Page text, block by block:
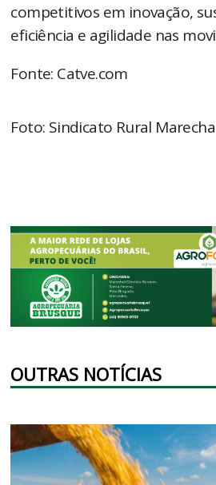
competitivos em inovação,
eficiência e agilidade nas
Fonte: Catve.com
Foto: Sindicato Rural
OUTRAS NOTÍCIAS